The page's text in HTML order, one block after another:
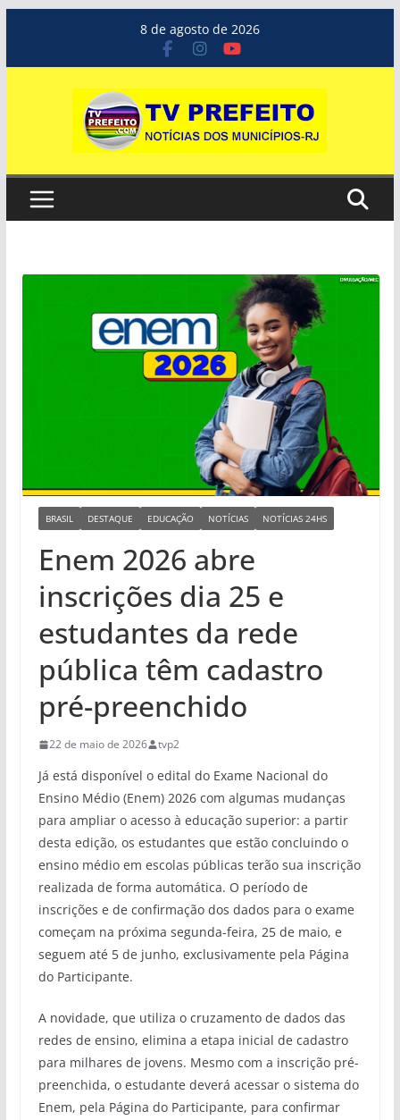
o
8 de agosto de 2026
BRASIL DESTAQUE EDUCAÇÃO NOTÍCIAS NOTÍCIAS 24HS
Enem 2026 abre
inscrições dia 25 e
estudantes da rede
pública têm cadastro
pré-preenchido
22 de maio de 2026 tvp2
Já está disponível o edital do Exame Nacional do
Ensino Médio (Enem) 2026 com algumas mudanças
para ampliar o acesso à educação superior: a partir
desta edição, os estudantes que estão concluindo o
ensino médio em escolas públicas terão sua inscrição
realizada de forma automática. O período de
inscrições e de confirmação dos dados para o exame
começam na próxima segunda-feira, 25 de maio, e
seguem até 5 de junho, exclusivamente pela Página
do Participante.
A novidade, que utiliza o cruzamento de dados das
redes de ensino, elimina a etapa inicial de cadastro
para milhares de jovens. Mesmo com a inscrição pré-
preenchida, o estudante deverá acessar o sistema do
Enem, pela Página do Participante, para confirmar